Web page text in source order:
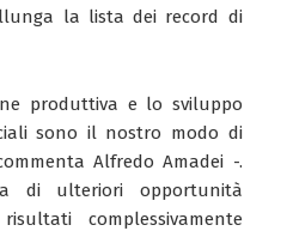
la lista dei record di
produttiva e lo sviluppo
sono il nostro modo di
Alfredo Amadei -.
di ulteriori opportunità
complessivamente